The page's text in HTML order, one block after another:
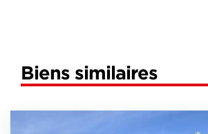
Biens similaires